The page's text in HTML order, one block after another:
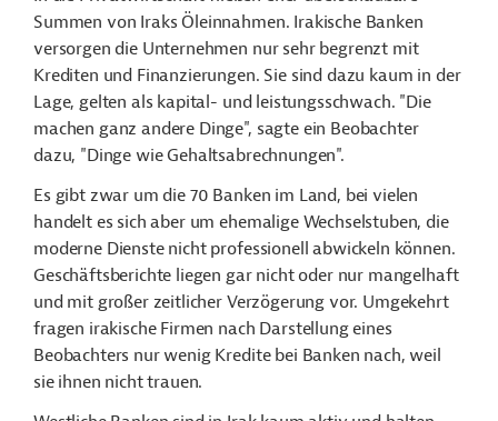
Summen von Iraks Öleinnahmen. Irakische Banken
versorgen die Unternehmen nur sehr begrenzt mit
Krediten und Finanzierungen. Sie sind dazu kaum in der
Lage, gelten als kapital- und leistungsschwach. "Die
machen ganz andere Dinge", sagte ein Beobachter
dazu, "Dinge wie Gehaltsabrechnungen".
Es gibt zwar um die 70 Banken im Land, bei vielen
handelt es sich aber um ehemalige Wechselstuben, die
moderne Dienste nicht professionell abwickeln können.
Geschäftsberichte liegen gar nicht oder nur mangelhaft
und mit großer zeitlicher Verzögerung vor. Umgekehrt
fragen irakische Firmen nach Darstellung eines
Beobachters nur wenig Kredite bei Banken nach, weil
sie ihnen nicht trauen.